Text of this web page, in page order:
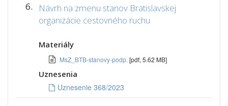
6.
Návrh na zmenu stanov Bratislavskej
organizácie cestovného ruchu
Materiály
MsZ_BTB-stanovy-podp. [pdf, 5.62 MB]
Uznesenia
Uznesenie 368/2023